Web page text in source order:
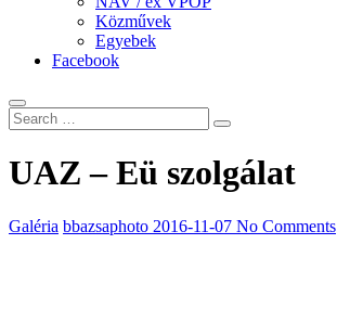
Közművek
Egyebek
Facebook
UAZ – Eü szolgálat
Galéria bbazsaphoto 2016-11-07 No Comments